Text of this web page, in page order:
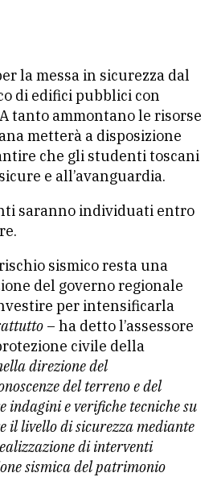
la messa in sicurezza dal
di edifici pubblici con
tanto ammontano le risorse
metterà a disposizione
che gli studenti toscani
e all’avanguardia.
saranno individuati entro
sismico resta una
del governo regionale
per intensificarla
– ha detto l’assessore
civile della
direzione del
del terreno e del
indagini e verifiche tecniche su
il livello di sicurezza mediante
di interventi
sismica del patrimonio